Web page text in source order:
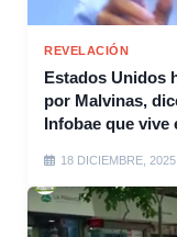
REVELACIÓN
Estados Unidos
por Malvinas,
Infobae que vive
18 DICIEMBRE, 2025